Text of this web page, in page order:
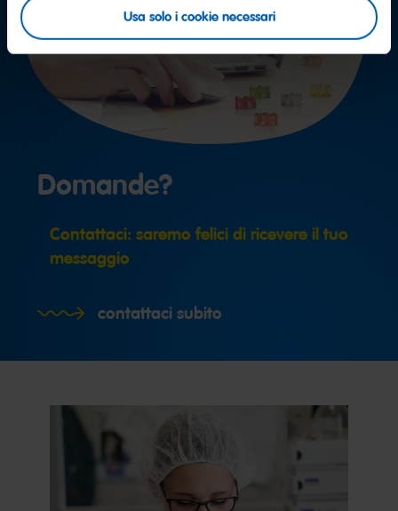
Usa solo i cookie necessari
Domande?
Contattaci: saremo felici di ricevere il tuo
messaggio
contattaci subito